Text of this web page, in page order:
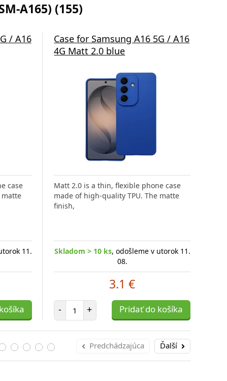
A165) (155)
/ A16
case
matte
11.
Case for Samsung A16 5G / A16
4G Matt 2.0 blue
Matt 2.0 is a thin, flexible phone case
made of high-quality TPU. The matte
finish,
Skladom > 10 ks, odošleme v utorok 11.
08.
3.1 €
- Počet položiek
+ Pridať do košíka
Predchádzajúca Ďalší
pre
Ochrana kamery 3mk Lens
Protection pre Samsung Galaxy
Tvrdené sklo značky 3mk Lens
Protection na ochranu kamery
, odošleme v utorok 11.
08.
4.91 €
- Počet položiek
+ Pridať do košíka